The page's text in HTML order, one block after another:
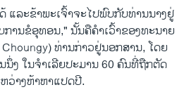
ແລະ​ຂ້າ​ພະ​ເຈົ້າ​ຈະໄປ​ພົບ​ກັບ​ທ່ານນາງຢູ່​
ານຂໍອຸທອນ," ນັ້ນ​ຄື​ຄຳ​ເວົ້າ​ຂອງທະນາຍ
ທ່ານກ່າວຢູ່ນອກສານ, ໂດຍ
ນຶ່ງ ໃນຈຳເລີຍປະມານ 60 ຄົນທີ່ຖືກ​ຕັດ​
ວ່າງ​ຫ້າ​ຫາ​ແປດ​ປີ​.